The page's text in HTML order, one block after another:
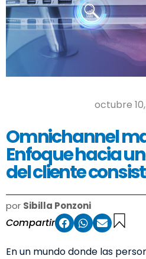
octubre
Omnichannel
Enfoque hacia
del cliente
por Sibilla Ponzoni
Compartir
En un mundo donde las